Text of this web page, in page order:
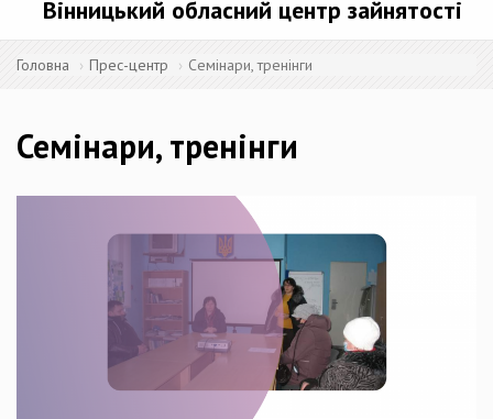
Вінницький обласний центр зайнятості
Головна Прес-центр Семінари, тренінги
Семінари, тренінги